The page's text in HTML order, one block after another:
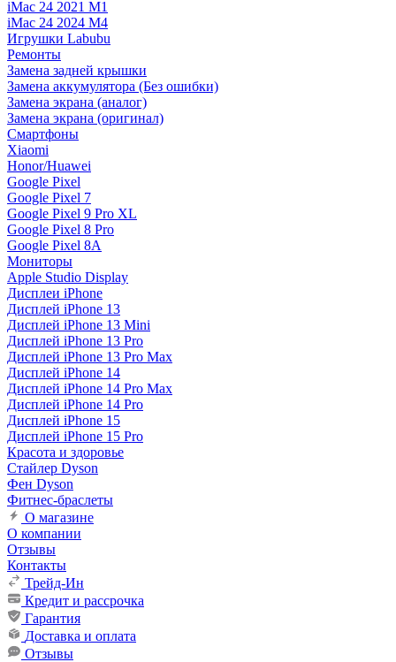
iMac 24 2021 M1
iMac 24 2024 M4
Игрушки Labubu
Ремонты
Замена задней крышки
Замена аккумулятора (Без ошибки)
Замена экрана (аналог)
Замена экрана (оригинал)
Смартфоны
Xiaomi
Honor/Huawei
Google Pixel
Google Pixel 7
Google Pixel 9 Pro XL
Google Pixel 8 Pro
Google Pixel 8A
Мониторы
Apple Studio Display
Дисплеи iPhone
Дисплей iPhone 13
Дисплей iPhone 13 Mini
Дисплей iPhone 13 Pro
Дисплей iPhone 13 Pro Max
Дисплей iPhone 14
Дисплей iPhone 14 Pro Max
Дисплей iPhone 14 Pro
Дисплей iPhone 15
Дисплей iPhone 15 Pro
Красота и здоровье
Стайлер Dyson
Фен Dyson
Фитнес-браслеты
О магазине
О компании
Отзывы
Контакты
Трейд-Ин
Кредит и рассрочка
Гарантия
Доставка и оплата
Отзывы